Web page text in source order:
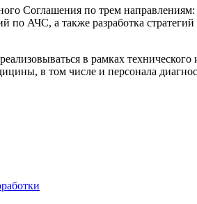
Соглашения по трем направлениям:
по АЧС, а также разработка
в рамках
в том числе и персонала